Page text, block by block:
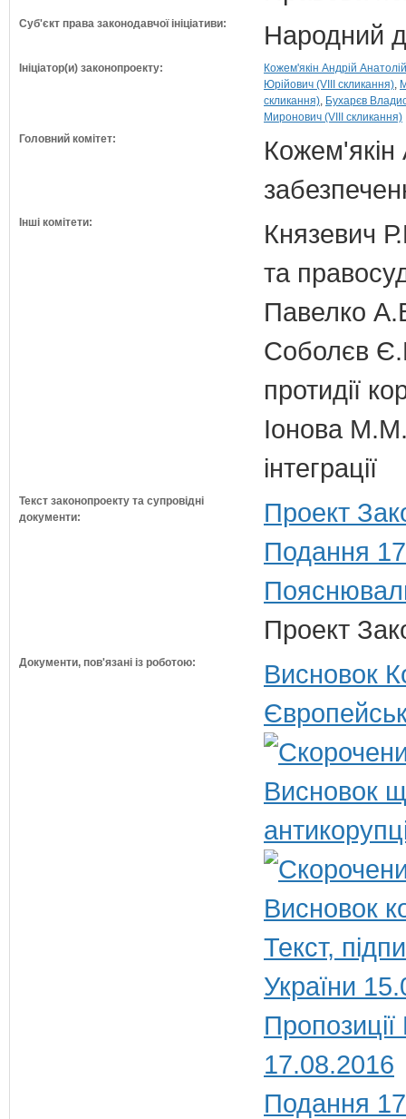
Суб'єкт права законодавчої ініціативи: Народний
Ініціатор(и) законопроекту:
Кожем'якін Андрій
Юрійович (VIII скликання)
скликання) Бухарєв
Миронович (VIII скликання)
Головний комітет:
Кожем'якін
Інші комітети:
Князевич
та
Павелко
Соболєв
протидії
Іонова М.М.
інтеграції
Текст законопроекту та супровідні
документи:
Проект
Подання
Проект
Документи, пов'язані із роботою:
Висновок
Висновок
Висновок
Текст,
України
17.08.2016
Подання